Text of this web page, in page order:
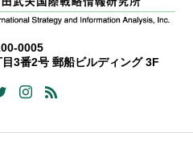
0005
3番2号 郵船ビルディング 3F